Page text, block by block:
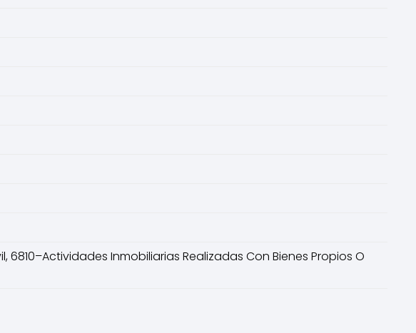
Inmobiliarias Realizadas Con Bienes Propios O